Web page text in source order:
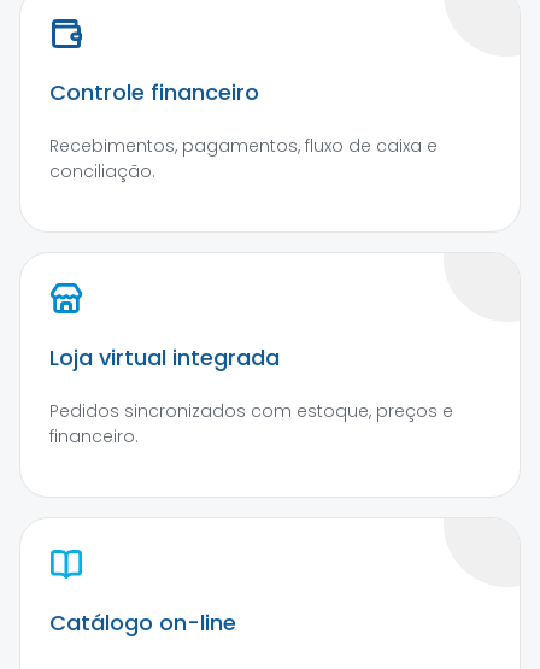
Controle financeiro
Recebimentos, pagamentos, fluxo de caixa e
conciliação.
Loja virtual integrada
Pedidos sincronizados com estoque, preços e
financeiro.
Catálogo on-line